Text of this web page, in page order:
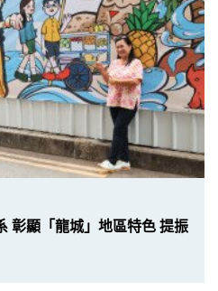
彰顯「龍城」地區特色 提振